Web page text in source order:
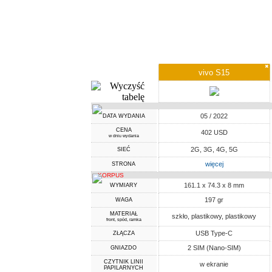
✖
vivo S15
DATA WYDANIA 05 / 2022
CENA
w dniu wydania 402 USD
SIEĆ 2G, 3G, 4G, 5G
STRONA więcej
KORPUS
WYMIARY 161.1 x 74.3 x 8 mm
WAGA 197 gr
MATERIAŁ
front, spód, ramka szkło, plastikowy, plastikowy
ZŁĄCZA USB Type-C
GNIAZDO 2 SIM (Nano-SIM)
CZYTNIK LINII
PAPILARNYCH
w ekranie